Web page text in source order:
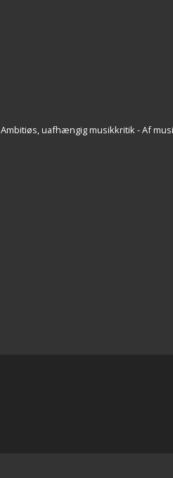
Ambitiøs, uafhængig musikkritik - Af